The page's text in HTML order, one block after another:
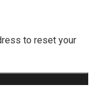
to reset your